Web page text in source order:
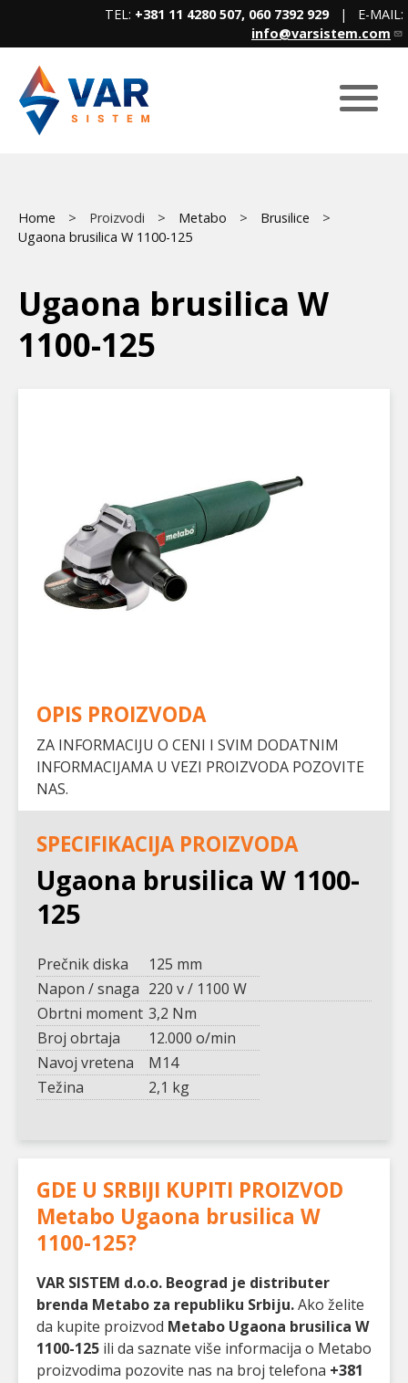
content
TEL: +381 11 4280 507, 060 7392 929| E-MAIL:
info@varsistem.com
Main
Breadcrumb
Home Proizvodi Metabo
Brusilice
Ugaona brusilica W 1100-125
Ugaona brusilica W
1100-125
OPIS PROIZVODA
ZA INFORMACIJU O CENI I SVIM DODATNIM
INFORMACIJAMA U VEZI PROIZVODA POZOVITE
NAS.
SPECIFIKACIJA PROIZVODA
Ugaona brusilica W 1100-
125
Prečnik diska
125 mm
Napon / snaga 220 v / 1100 W
Obrtni moment 3,2 Nm
Broj obrtaja
12.000 o/min
Navoj vretena
M14
Težina
2,1 kg
GDE U SRBIJI KUPITI PROIZVOD
Metabo Ugaona brusilica W
1100-125?
VAR SISTEM d.o.o. Beograd je distributer
brenda Metabo za republiku Srbiju.Ako želite
da kupite proizvod Metabo Ugaona brusilica W
1100-125 ili da saznate više informacija o Metabo
proizvodima pozovite nas na broj telefona +381